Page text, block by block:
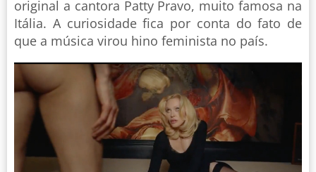
original a cantora Patty Pravo, muito famosa na
Itália. A curiosidade fica por conta do fato de
que a música virou hino feminista no país.